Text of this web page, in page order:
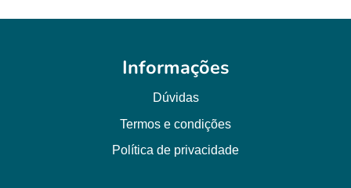
Informações
Dúvidas
Termos e condições
Política de privacidade